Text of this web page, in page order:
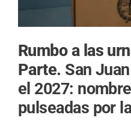
Rumbo a las
Parte. San
el 2027:
pulseadas por